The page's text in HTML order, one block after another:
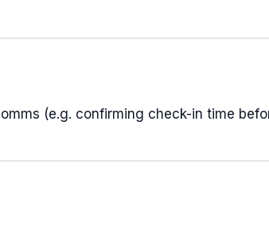
(e.g. confirming check-in time